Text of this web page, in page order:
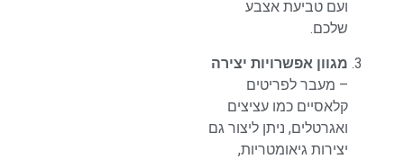
ועם טביעת אצבע
שלכם.
מגוון אפשרויות יצירה
– מעבר לפריטים
קלאסיים כמו עציצים
ואגרטלים, ניתן ליצור גם
יצירות גיאומטריות,